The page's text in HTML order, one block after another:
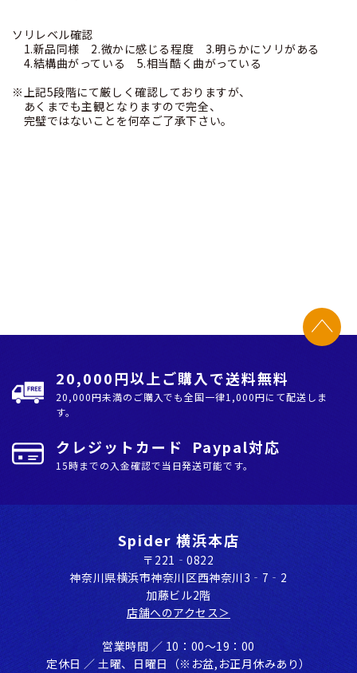
ソリレベル確認
1.新品同様 2.微かに感じる程度 3.明らかにソリがある
4.結構曲がっている 5.相当酷く曲がっている
※上記5段階にて厳しく確認しておりますが、
あくまでも主観となりますので完全、
完璧ではないことを何卒ご了承下さい。
20,000円以上ご購入で送料無料
20,000円未満のご購入でも全国⼀律1,000円にて配送しま
す。
クレジットカード Paypal対応
15時までの入金確認で当日発送可能です。
Spider 横浜本店
〒221‐0822
神奈川県横浜市神奈川区⻄神奈川3‐7‐2
加藤ビル2階
店舗へのアクセス＞
営業時間 ／ 10：00〜19：00
定休⽇ ／ ⼟曜、⽇曜⽇（※お盆,お正⽉休みあり）